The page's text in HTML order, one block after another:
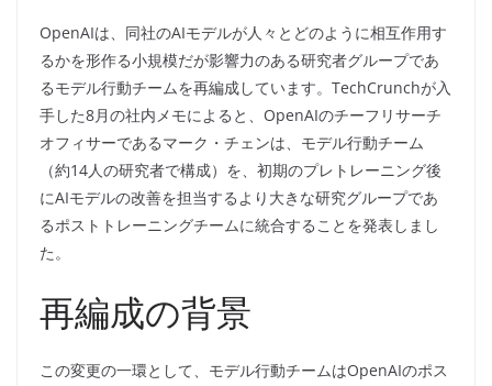
OpenAIは、同社のAIモデルが人々とどのように相互作用す
るかを形作る小規模だが影響力のある研究者グループであ
るモデル行動チームを再編成しています。TechCrunchが入
手した8月の社内メモによると、OpenAIのチーフリサーチ
オフィサーであるマーク・チェンは、モデル行動チーム
（約14人の研究者で構成）を、初期のプレトレーニング後
にAIモデルの改善を担当するより大きな研究グループであ
るポストトレーニングチームに統合することを発表しまし
た。
再編成の背景
この変更の一環として、モデル行動チームはOpenAIのポス